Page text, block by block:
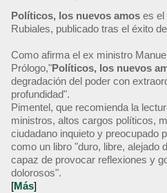
Políticos, los nuevos amos es el
Rubiales, publicado tras el éxito de
Como afirma el ex ministro
Prólogo,"Políticos, los nuevos
degradación del poder con
profundidad".
Pimentel, que recomienda la
ministros, altos cargos políticos,
ciudadano inquieto y preocupado
como un libro "duro, libre, alejado
capaz de provocar reflexiones y
dolorosos".
[Más]